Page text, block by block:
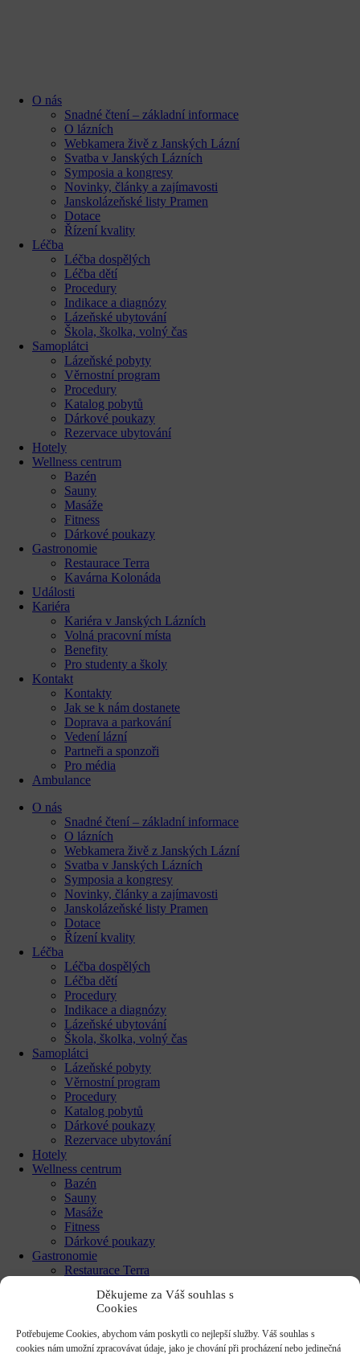
Děkujeme za Váš souhlas s
Cookies
Potřebujeme Cookies, abychom vám poskytli co nejlepší služby. Váš souhlas s
cookies nám umožní zpracovávat údaje, jako je chování při procházení nebo jedinečná
O nás
Snadné čtení – základní informace
O lázních
Webkamera živě z Janských Lázní
Svatba v Janských Lázních
Symposia a kongresy
Novinky, články a zajímavosti
Janskolázeňské listy Pramen
Dotace
Řízení kvality
Léčba
Léčba dospělých
Léčba dětí
Procedury
Indikace a diagnózy
Lázeňské ubytování
Škola, školka, volný čas
Samoplátci
Lázeňské pobyty
Věrnostní program
Procedury
Katalog pobytů
Dárkové poukazy​
Rezervace ubytování
Hotely
Wellness centrum
Bazén
Sauny
Masáže
Fitness
Dárkové poukazy​
Gastronomie
Restaurace Terra
Kavárna Kolonáda
Události
Kariéra
Kariéra v Janských Lázních
Volná pracovní místa
Benefity
Pro studenty a školy
Kontakt
Kontakty
Jak se k nám dostanete
Doprava a parkování
Vedení lázní
Partneři a sponzoři
Pro média
Ambulance
O nás
Snadné čtení – základní informace
O lázních
Webkamera živě z Janských Lázní
Svatba v Janských Lázních
Symposia a kongresy
Novinky, články a zajímavosti
Janskolázeňské listy Pramen
Dotace
Řízení kvality
Léčba
Léčba dospělých
Léčba dětí
Procedury
Indikace a diagnózy
Lázeňské ubytování
Škola, školka, volný čas
Samoplátci
Lázeňské pobyty
Věrnostní program
Procedury
Katalog pobytů
Dárkové poukazy​
Rezervace ubytování
Hotely
Wellness centrum
Bazén
Sauny
Masáže
Fitness
Dárkové poukazy​
Gastronomie
Restaurace Terra
Kariéra v Janských Lázních
Volná pracovní místa